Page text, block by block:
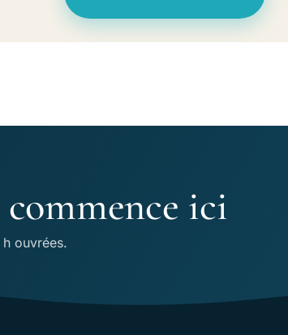
ici
ouvrées.